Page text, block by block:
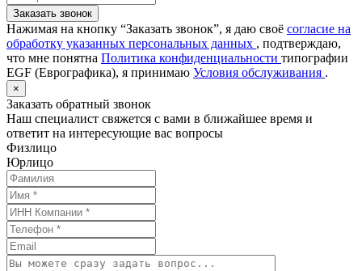
Заказать звонок
Нажимая на кнопку “Заказать звонок”, я даю своё согласие на
обработку указанных персональных данных , подтверждаю,
что мне понятна Политика конфиденциальности типографии
EGF (Еврографика), я принимаю Условия обслуживания .
×
Заказать обратный звонок
Наш специалист свяжется с вами в ближайшее время и
ответит на интересующие вас вопросы
Физлицо
Юрлицо